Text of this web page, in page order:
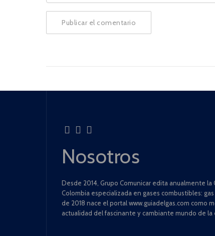
Nosotros
Desde 2014, Grupo Comunicar edita anualmente la
Colombia especializada en gases combustibles:
de 2018 nace el portal www.guiadelgas.com como
actualidad del fascinante y cambiante mundo de la